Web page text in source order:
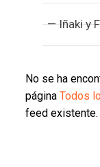
— Iñaki y
No se ha
página Todos
feed existente.